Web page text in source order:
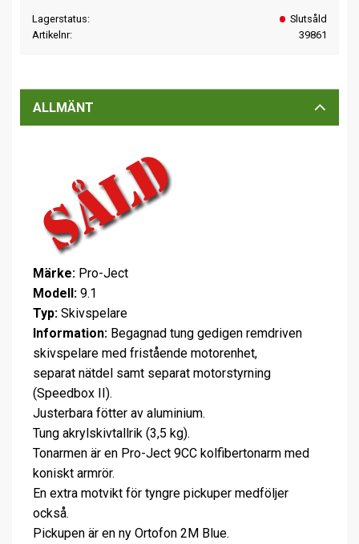
Lagerstatus
Slutsåld
Artikelnr
39861
ALLMÄNT
Märke: Pro-Ject
Modell: 9.1
Typ: Skivspelare
Information: Begagnad tung gedigen remdriven
skivspelare med fristående motorenhet,
separat nätdel samt separat motorstyrning
(Speedbox II).
Justerbara fötter av aluminium.
Tung akrylskivtallrik (3,5 kg).
Tonarmen är en Pro-Ject 9CC kolfibertonarm med
koniskt armrör.
En extra motvikt för tyngre pickuper medföljer
också.
Pickupen är en ny Ortofon 2M Blue.